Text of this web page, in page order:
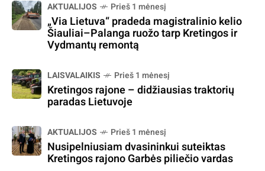
AKTUALIJOS Prieš 1 mėnesį
„Via Lietuva“ pradeda magistralinio kelio
Šiauliai–Palanga ruožo tarp Kretingos ir
Vydmantų remontą
LAISVALAIKIS Prieš 1 mėnesį
Kretingos rajone – didžiausias traktorių
paradas Lietuvoje
AKTUALIJOS Prieš 1 mėnesį
Nusipelniusiam dvasininkui suteiktas
Kretingos rajono Garbės piliečio vardas